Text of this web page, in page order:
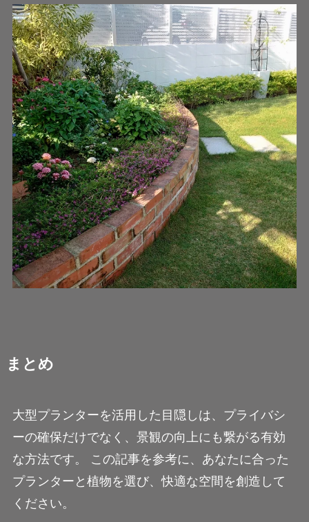
まとめ
大型プランターを活用した目隠しは、プライバシ
ーの確保だけでなく、景観の向上にも繋がる有効
な方法です。 この記事を参考に、あなたに合った
プランターと植物を選び、快適な空間を創造して
ください。